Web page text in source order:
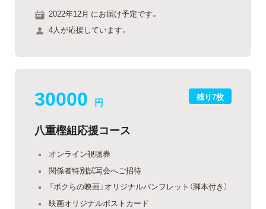
2022年12月 にお届け予定です。
4人が応援しています。
残り7枚
30000 円
八重樫組応援コース
オンライン視聴券
関係者特別試写会へご招待
『ボクらの映画』オリジナルパンフレット（脚本付き）
映画オリジナルポストカード